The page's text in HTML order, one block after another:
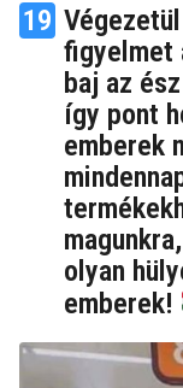
19
figyelmet
baj az
így pont
emberek
olyan
emberek!